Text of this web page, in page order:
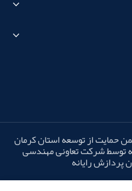
حمایت از توسعه استان کرمان
توسط شرکت تعاونی مهندسی
پردازش رایانه